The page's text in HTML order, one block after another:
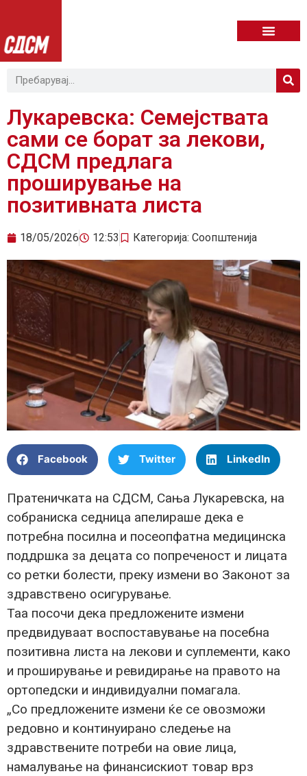
Лукаревска: Семејствата
сами се борат за лекови,
СДСМ предлага
проширување на
позитивната листа
18/05/2026 12:53 Категорија: Соопштенија
Facebook Twitter LinkedIn
Пратеничката на СДСМ, Сања Лукаревска, на
собраниска седница апелираше дека е
потребна посилна и посеопфатна медицинска
поддршка за децата со попреченост и лицата
со ретки болести, преку измени во Законот за
здравствено осигурување.
Таа посочи дека предложените измени
предвидуваат воспоставување на посебна
позитивна листа на лекови и суплементи, како
и проширување и ревидирање на правото на
ортопедски и индивидуални помагала.
„Со предложените измени ќе се овозможи
редовно и континуирано следење на
здравствените потреби на овие лица,
намалување на финансискиот товар врз